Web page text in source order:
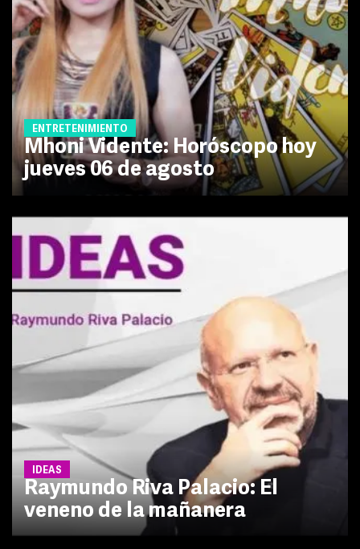
ENTRETENIMIENTO
Mhoni Vidente: Horóscopo hoy
jueves 06 de agosto
IDEAS
Raymundo Riva Palacio: El
veneno de la mañanera